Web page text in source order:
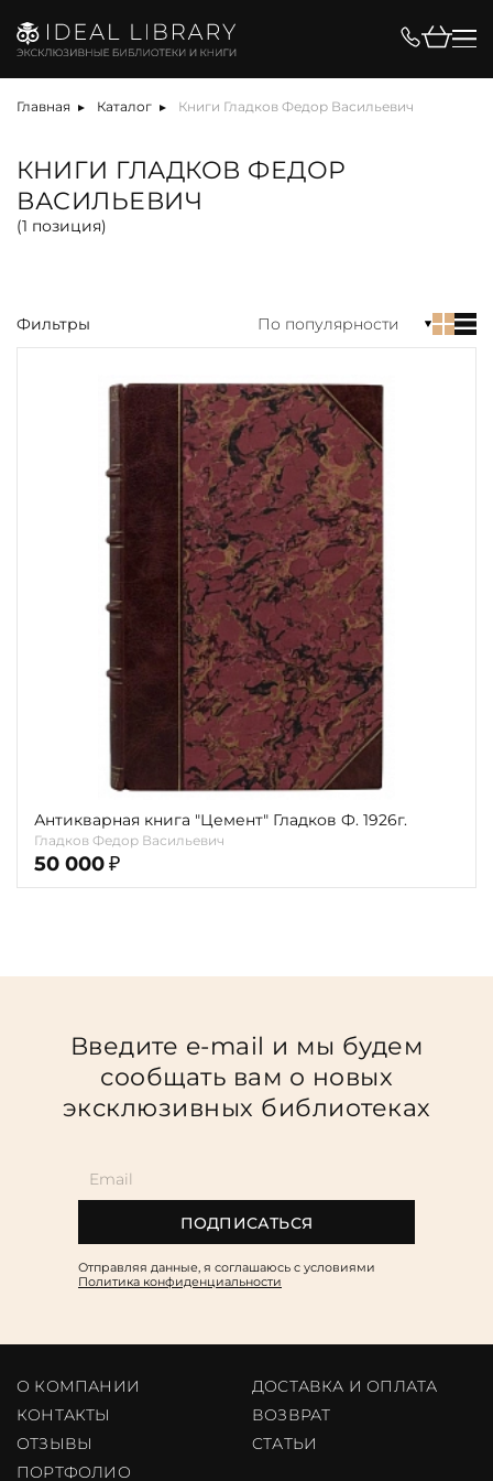
Главная Каталог Книги Гладков Федор Васильевич
КНИГИ ГЛАДКОВ ФЕДОР
ВАСИЛЬЕВИЧ
(1 позиция)
Цена, ₽
Вид
акция
антикварная книга
библиотека
Показать еще
Тиснение
Цвет
Религия
Фильтры По популярности
Антикварная книга "Цемент" Гладков Ф. 1926г.
Гладков Федор Васильевич
50 000 ₽
Введите e-mail и мы будем
сообщать вам о новых
эксклюзивных библиотеках
ПОДПИСАТЬСЯ
Отправляя данные, я соглашаюсь c условиями
Политика конфиденциальности
О КОМПАНИИ
ДОСТАВКА И ОПЛАТА
КОНТАКТЫ
ВОЗВРАТ
ОТЗЫВЫ
CТАТЬИ
ПОРТФОЛИО